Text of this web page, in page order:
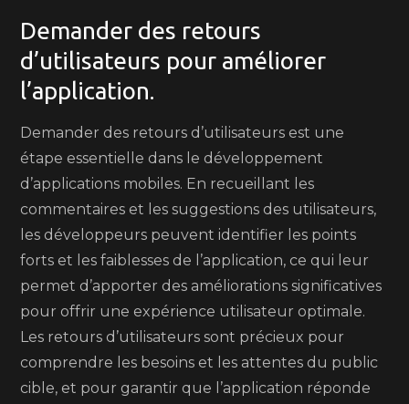
Demander des retours
d’utilisateurs pour améliorer
l’application.
Demander des retours d’utilisateurs est une
étape essentielle dans le développement
d’applications mobiles. En recueillant les
commentaires et les suggestions des utilisateurs,
les développeurs peuvent identifier les points
forts et les faiblesses de l’application, ce qui leur
permet d’apporter des améliorations significatives
pour offrir une expérience utilisateur optimale.
Les retours d’utilisateurs sont précieux pour
comprendre les besoins et les attentes du public
cible, et pour garantir que l’application réponde